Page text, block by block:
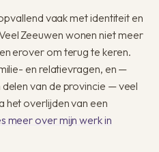
vaak met identiteit en
Zeeuwen wonen niet meer
erover om terug te keren.
en relatievragen, en —
van de provincie — veel
het overlijden van een
meer over mijn werk in